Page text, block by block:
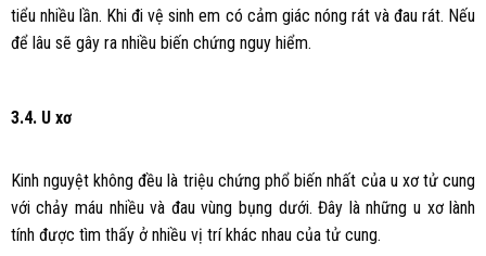
tiểu nhiều lần. Khi đi vệ sinh em có cảm giác nóng rát và đau rát. Nếu
để lâu sẽ gây ra nhiều biến chứng nguy hiểm.
3.4. U xơ
Kinh nguyệt không đều là triệu chứng phổ biến nhất của u xơ tử cung
với chảy máu nhiều và đau vùng bụng dưới. Đây là những u xơ lành
tính được tìm thấy ở nhiều vị trí khác nhau của tử cung.